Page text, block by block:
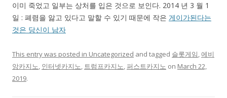
이미 죽었고 일부는 상처를 입은 것으로 보인다. 2014 년 3 월 1
일 : 폐렴을 앓고 있다고 말할 수 있기 때문에 작은 게이가된다는
것은 당신이 남자
This entry was posted in Uncategorized and tagged 슬롯게임,에비
앙카지노, 인터넷카지노, 트럼프카지노,퍼스트카지노 on March 22,
2019.